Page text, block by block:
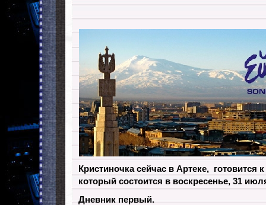
Кристиночка сейчас в Артеке, готовится
который состоится в воскресенье, 31
Дневник первый.